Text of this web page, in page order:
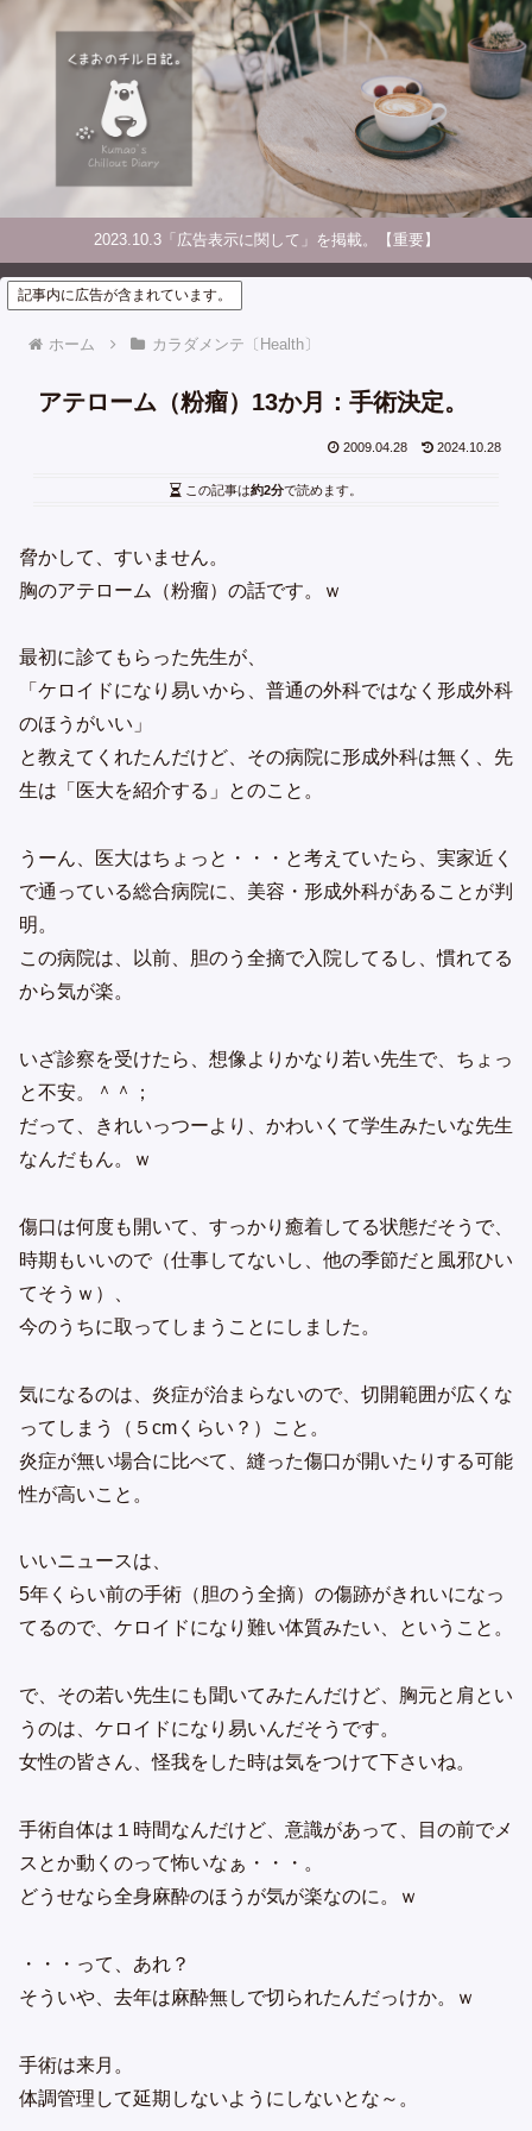
2023.10.3「広告表示に関して」を掲載。【重要】
記事内に広告が含まれています。
ホーム カラダメンテ〔Health〕
アテローム（粉瘤）13か月：手術決定。
2009.04.28 2024.10.28
この記事は約2分で読めます。
脅かして、すいません。
胸のアテローム（粉瘤）の話です。ｗ
最初に診てもらった先生が、
「ケロイドになり易いから、普通の外科ではなく形成外科
のほうがいい」
と教えてくれたんだけど、その病院に形成外科は無く、先
生は「医大を紹介する」とのこと。
うーん、医大はちょっと・・・と考えていたら、実家近く
で通っている総合病院に、美容・形成外科があることが判
明。
この病院は、以前、胆のう全摘で入院してるし、慣れてる
から気が楽。
いざ診察を受けたら、想像よりかなり若い先生で、ちょっ
と不安。＾＾；
だって、きれいっつーより、かわいくて学生みたいな先生
なんだもん。ｗ
傷口は何度も開いて、すっかり癒着してる状態だそうで、
時期もいいので（仕事してないし、他の季節だと風邪ひい
てそうｗ）、
今のうちに取ってしまうことにしました。
気になるのは、炎症が治まらないので、切開範囲が広くな
ってしまう（５cmくらい？）こと。
炎症が無い場合に比べて、縫った傷口が開いたりする可能
性が高いこと。
いいニュースは、
5年くらい前の手術（胆のう全摘）の傷跡がきれいになっ
てるので、ケロイドになり難い体質みたい、ということ。
で、その若い先生にも聞いてみたんだけど、胸元と肩とい
うのは、ケロイドになり易いんだそうです。
女性の皆さん、怪我をした時は気をつけて下さいね。
手術自体は１時間なんだけど、意識があって、目の前でメ
スとか動くのって怖いなぁ・・・。
どうせなら全身麻酔のほうが気が楽なのに。ｗ
・・・って、あれ？
そういや、去年は麻酔無しで切られたんだっけか。ｗ
手術は来月。
体調管理して延期しないようにしないとな～。